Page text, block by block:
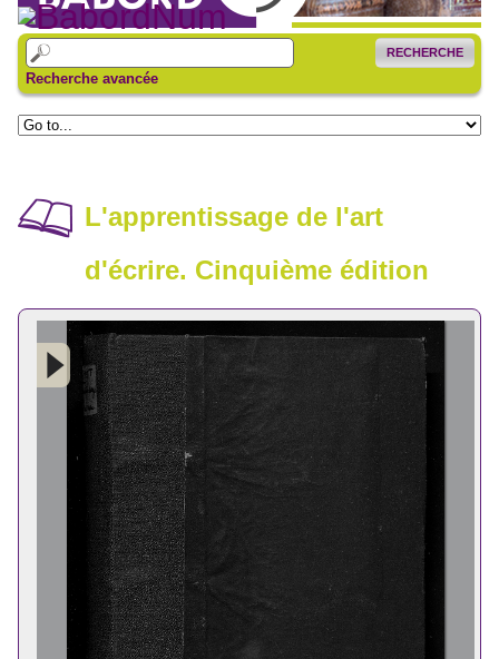
RECHERCHE
Recherche avancée
L'apprentissage de l'art
d'écrire. Cinquième édition